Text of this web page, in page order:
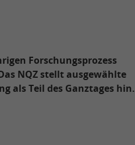
Forschungsprozess
NQZ stellt ausgewählte
als Teil des Ganztages hin.